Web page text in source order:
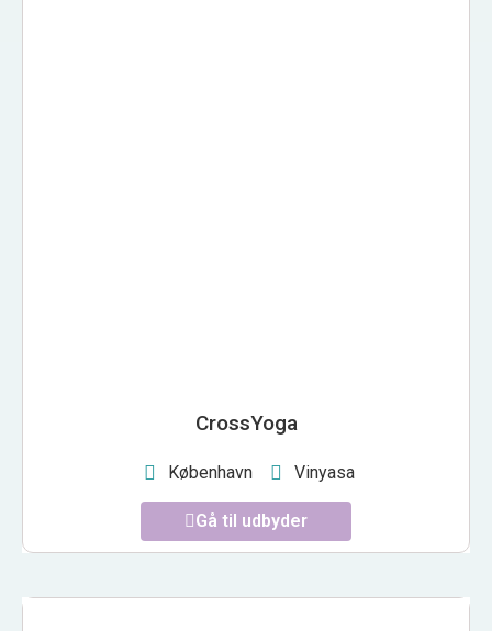
CrossYoga
København Vinyasa
Gå til udbyder